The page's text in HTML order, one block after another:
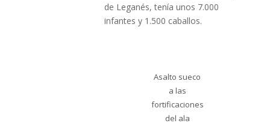
de Leganés, tenía unos 7.000
infantes y 1.500 caballos.
Asalto sueco
a las
fortificaciones
del ala